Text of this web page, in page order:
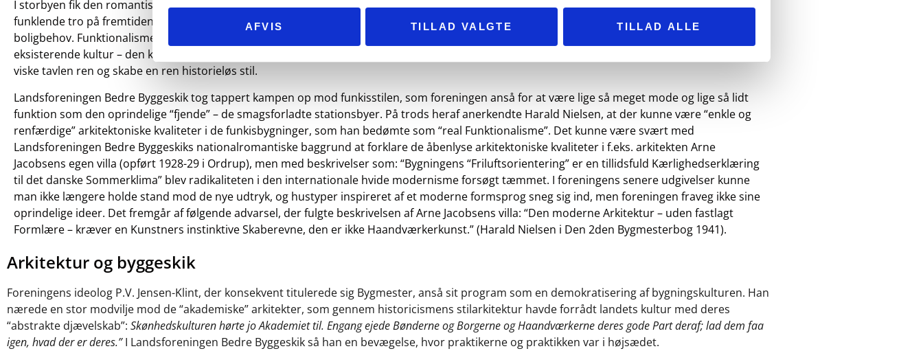
AFVIS TILLAD VALGTE TILLAD ALLE
I storbyen fik den romantiske ide om traditionens og naturens betydning for bygningskulturen dog hurtigt konkurrence af funktionalismens
funklende tro på fremtiden og de nye bygningsmaterialers mulighed for at skabe bygninger, der imødekom det moderne samfunds bygnings- og
boligbehov. Funktionalismen, der ønskede at frigøre sig fra fortidens tekniske, æstetiske og funktionelle bindinger, tog afstand fra den
eksisterende kultur – den kultur som Landsforeningen Bedre Byggeskik fandt sin eksistensberettigelse i. De funktionalistiske arkitekter ønskede at
viske tavlen ren og skabe en ren historieløs stil.
Landsforeningen Bedre Byggeskik tog tappert kampen op mod funkisstilen, som foreningen anså for at være lige så meget mode og lige så lidt
funktion som den oprindelige “fjende” – de smagsforladte stationsbyer. På trods heraf anerkendte Harald Nielsen, at der kunne være “enkle og
renfærdige” arkitektoniske kvaliteter i de funkisbygninger, som han bedømte som “real Funktionalisme”. Det kunne være svært med
Landsforeningen Bedre Byggeskiks nationalromantiske baggrund at forklare de åbenlyse arkitektoniske kvaliteter i f.eks. arkitekten Arne
Jacobsens egen villa (opført 1928-29 i Ordrup), men med beskrivelser som: “Bygningens “Friluftsorientering” er en tillidsfuld Kærlighedserklæring
til det danske Sommerklima” blev radikaliteten i den internationale hvide modernisme forsøgt tæmmet. I foreningens senere udgivelser kunne
man ikke længere holde stand mod de nye udtryk, og hustyper inspireret af et moderne formsprog sneg sig ind, men foreningen fraveg ikke sine
oprindelige ideer. Det fremgår af følgende advarsel, der fulgte beskrivelsen af Arne Jacobsens villa: “Den moderne Arkitektur – uden fastlagt
Formlære – kræver en Kunstners instinktive Skaberevne, den er ikke Haandværkerkunst.” (Harald Nielsen i Den 2den Bygmesterbog 1941).
Arkitektur og byggeskik
Foreningens ideolog P.V. Jensen-Klint, der konsekvent titulerede sig Bygmester, anså sit program som en demokratisering af bygningskulturen. Han
nærede en stor modvilje mod de “akademiske” arkitekter, som gennem historicismens stilarkitektur havde forrådt landets kultur med deres
“abstrakte djævelskab”: Skønhedskulturen hørte jo Akademiet til. Engang ejede Bønderne og Borgerne og Haandværkerne deres gode Part deraf; lad dem faa
igen, hvad der er deres.”I Landsforeningen Bedre Byggeskik så han en bevægelse, hvor praktikerne og praktikken var i højsædet.